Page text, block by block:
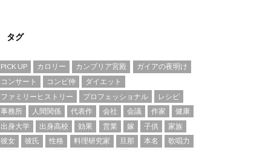
タグ
PICK UP カロリー カンブリア宮殿
ガイアの夜明け
コンサート
コンビ仲
ダイエット
ファミリーヒストリー
プロフェッショナル
レシピ
事務所
人間関係 代表作 会社 会議 作家
健康
出身大学
出身高校 効果 営業 嫁 子供
家族
彼女
彼氏 性格 料理研究家 旦那 本名
歌唱力